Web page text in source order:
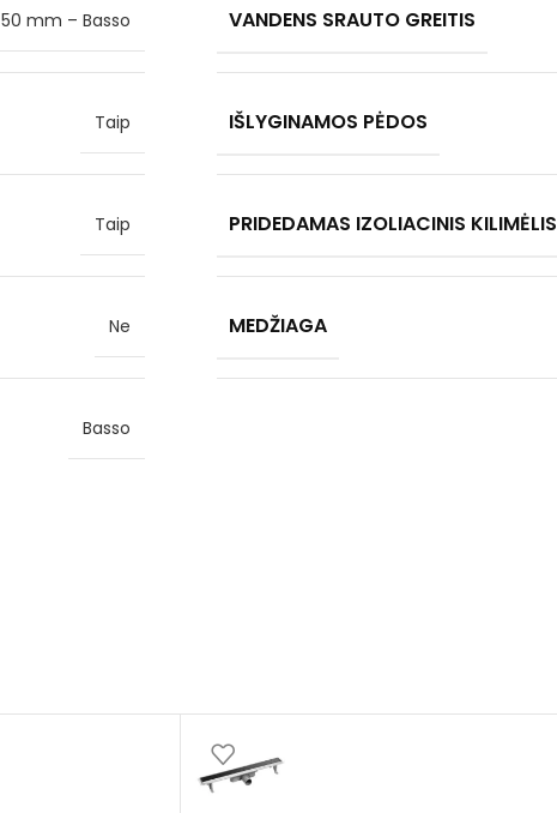
50 mm – Basso VANDENS SRAUTO GREITIS
Taip IŠLYGINAMOS PĖDOS
Taip PRIDEDAMAS IZOLIACINIS KILIMĖLIS
Ne MEDŽIAGA
Basso